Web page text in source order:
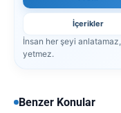
İçerikler
İnsan her şeyi
yetmez.
Benzer Konular